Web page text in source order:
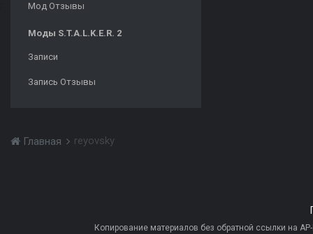
Мод Отзывы
Моды S.T.A.L.K.E.R. 2
Записи
Запись Отзывы
Главная reyovsky
Копирование материалов без обратной ссылки на